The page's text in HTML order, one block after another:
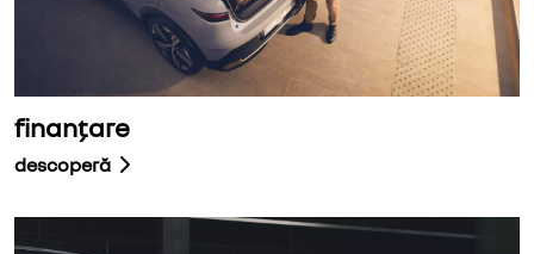
finanțare
descoperă